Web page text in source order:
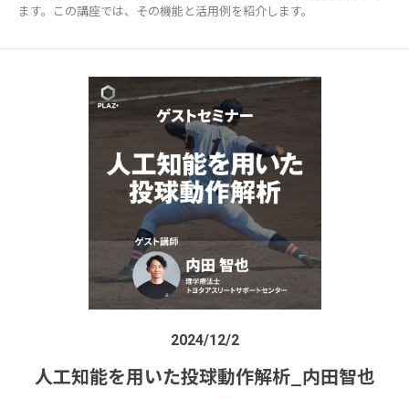
ます。この講座では、その機能と活用例を紹介します。
2024/12/2
人工知能を用いた投球動作解析_内田智也